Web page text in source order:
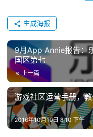
7
月
3
0
日
游
生成海报
9月App Annie报告：
国区第七
上一篇
游戏社区运营手册，
2016年10月19日 8:10 下午